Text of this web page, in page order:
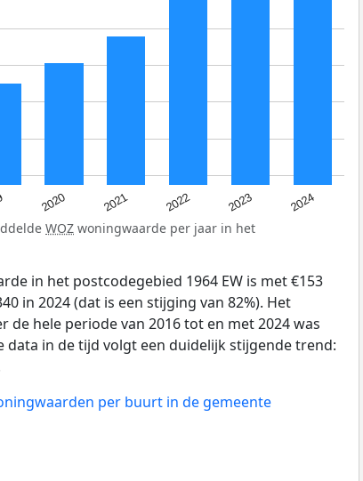
2020 2021 2022 2023 2024
WOZ woningwaarde per jaar in het
in het postcodegebied 1964 EW is met €153
in 2024 (dat is een stijging van 82%). Het
de hele periode van 2016 tot en met 2024 was
data in de tijd volgt een duidelijk stijgende trend:
per buurt in de gemeente